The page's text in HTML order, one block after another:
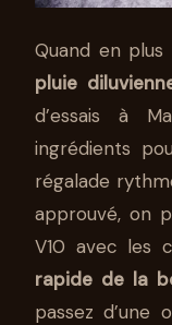
Quand en plus
pluie
d’essais à
ingrédients
régalade
approuvé, on
V10 avec les
rapide de la
passez d’une